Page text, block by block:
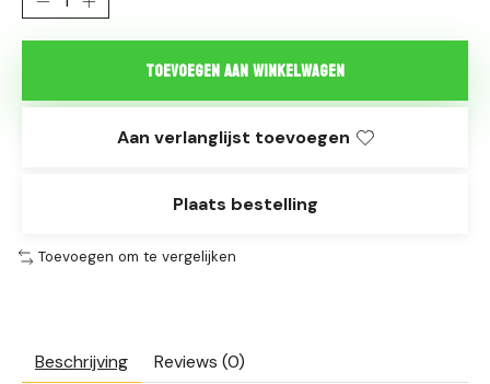
Toevoegen aan winkelwagen
Aan verlanglijst toevoegen
Plaats bestelling
Toevoegen om te vergelijken
Beschrijving Reviews (0)